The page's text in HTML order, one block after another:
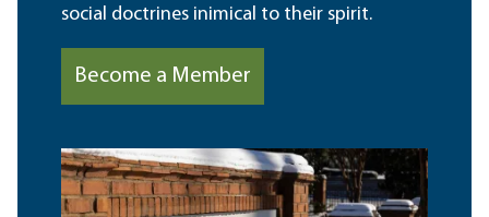
social doctrines inimical to their spirit.
Become a Member